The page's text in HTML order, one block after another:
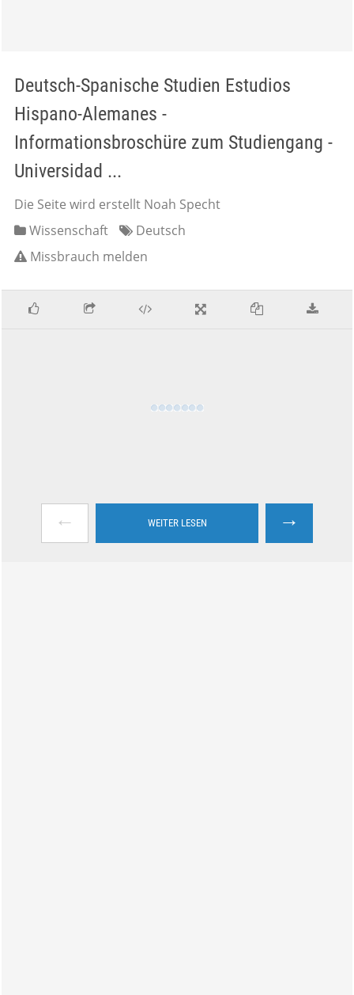
Deutsch-Spanische Studien Estudios
Hispano-Alemanes -
Informationsbroschüre zum Studiengang -
Universidad ...
Die Seite wird erstellt Noah Specht
Wissenschaft
Deutsch
Missbrauch melden
← WEITER LESEN →